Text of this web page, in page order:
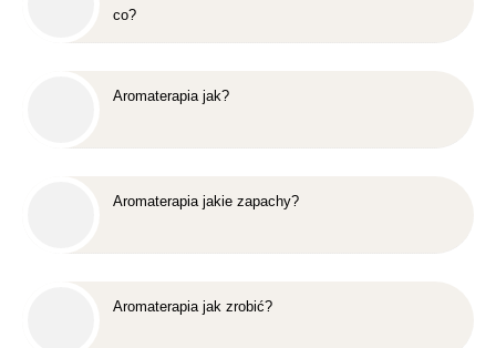
co?
Aromaterapia jak?
Aromaterapia jakie zapachy?
Aromaterapia jak zrobić?